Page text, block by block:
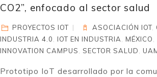
CO2”, enfocado al sector salud
PROYECTOS IOT ASOCIACIÓN IOT,
INDUSTRIA 4.0
IOT EN INDUSTRIA MÉXICO
INNOVATION CAMPUS
SECTOR SALUD
Prototipo IoT desarrollado por la